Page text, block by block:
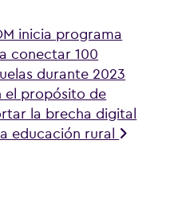
inicia programa
conectar 100
durante 2023
el propósito de
la brecha digital
educación rural